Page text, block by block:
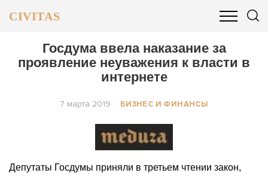
CIVITAS
ОБЩЕСТВО БИЗНЕС И ФИНАНСЫ
Госдума ввела наказание за
проявление неуважения к власти в
интернете
7 марта 2019 БИЗНЕС И ФИНАНСЫ
Депутаты Госдумы приняли в третьем чтении закон,